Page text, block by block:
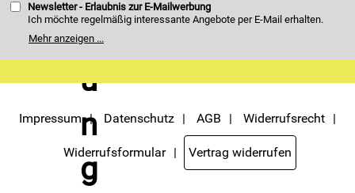
Newsletter - Erlaubnis zur E-Mailwerbung
Ich möchte regelmäßig interessante Angebote per E-Mail erhalten.
Meine E-Mail-Adresse wird nicht an andere Unternehmen
weitergegeben. Zu statistischen Zwecken wird in anonymer Form
kann ich jederzeit mit Wirkung für die Zukunft widerrufen. Die
Servicemenü unten rechts, oder indem Sie den Link "Abmelden" am
Ende des Newsletters anklicken. Die
Datenschutzerklärunghabe ich
zur Kenntnis genommen.
Mehr anzeigen ...
Impressum Datenschutz AGB Widerrufsrecht
Widerrufsformular Vertrag widerrufen